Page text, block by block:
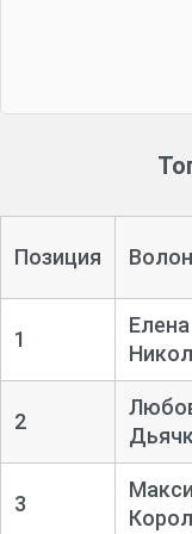
Позиция
1
Елена
2
3